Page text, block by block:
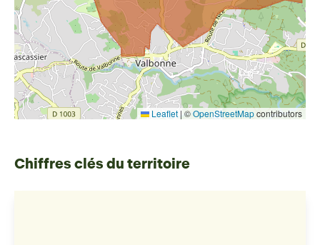
Leaflet | ©OpenStreetMapcontributors
Chiffres clés du territoire